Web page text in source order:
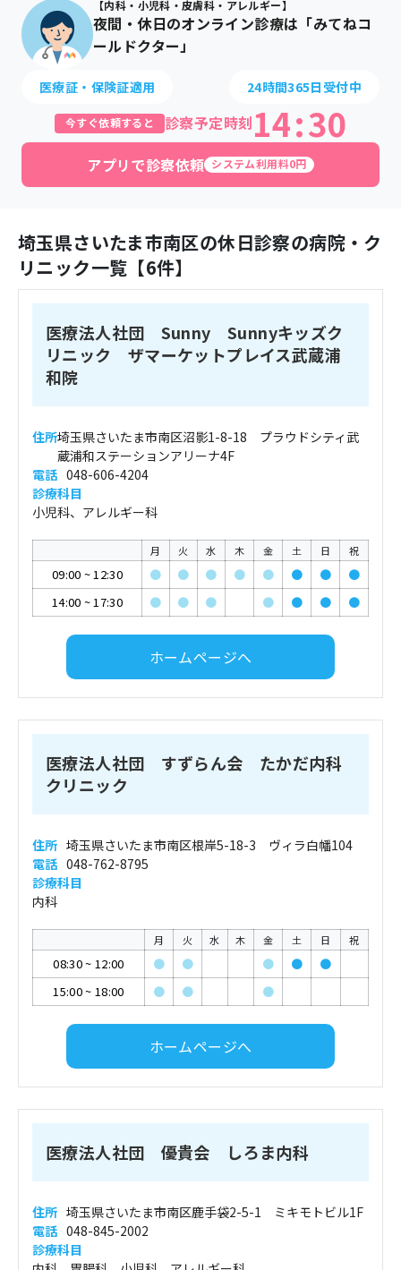
【内科・小児科・皮膚科・アレルギー】
夜間・休日のオンライン診療は「みてねコ
ールドクター」
医療証・保険証適用 24時間365日受付中
今すぐ依頼すると 診察予定時刻14:30
アプリで診察依頼 システム利用料0円
埼玉県さいたま市南区の休日診察の病院・ク
リニック一覧【6件】
医療法人社団 Sunny Sunnyキッズク
リニック ザマーケットプレイス武蔵浦
和院
住所埼玉県さいたま市南区沼影1-8-18 プラウドシティ武
蔵浦和ステーションアリーナ4F
電話 048-606-4204
診療科目
小児科、アレルギー科
月 火 水 木 金 土 日 祝
09:00 ~12:30 ● ● ● ● ● ● ●
●
14:00 ~17:30 ● ● ● ● ● ● ●
ホームページへ
医療法人社団 すずらん会 たかだ内科
クリニック
住所 埼玉県さいたま市南区根岸5-18-3 ヴィラ白幡104
電話 048-762-8795
診療科目
内科
月 火 水 木 金 土 日 祝
08:30~ 12:00 ● ● ● ●
●
15:00~ 18:00 ● ● ●
ホームページへ
医療法人社団 優貴会 しろま内科
住所 埼玉県さいたま市南区鹿手袋2-5-1 ミキモトビル1F
電話 048-845-2002
診療科目